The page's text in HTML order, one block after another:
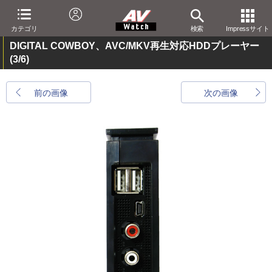
カテゴリ 検索 Impressサイト
DIGITAL COWBOY、AVC/MKV再生対応HDDプレーヤー
(3/6)
前の画像 次の画像